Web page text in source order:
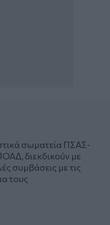
σωματεία ΠΣΑΣ-
διεκδικούν με
συμβάσεις με τις
τους